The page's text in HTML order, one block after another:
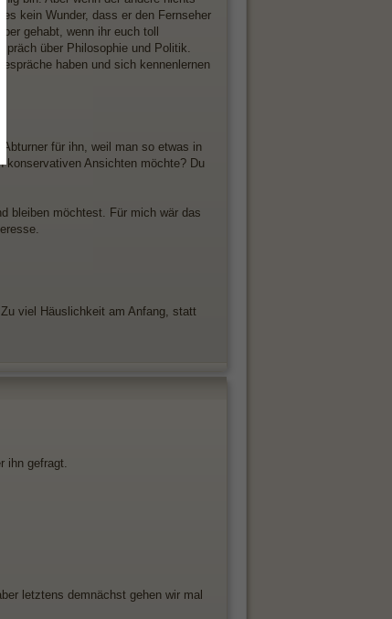
kein Wunder, dass er den Fernseher
gehabt, wenn ihr euch toll
über Philosophie und Politik.
haben und sich kennenlernen
für ihn, weil man so etwas in
konservativen Ansichten möchte? Du
bleiben möchtest. Für mich wär das
viel Häuslichkeit am Anfang, statt
ihn gefragt.
letztens demnächst gehen wir mal